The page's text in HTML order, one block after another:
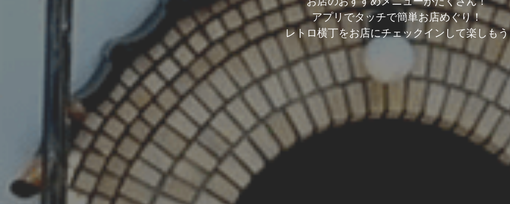
アプリでタッチで簡単お店めぐり！
レトロ横丁をお店にチェックインして楽しもう